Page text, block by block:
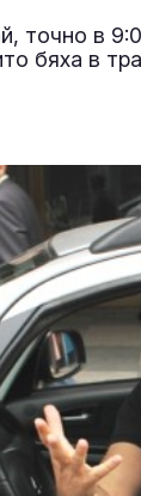
точно в
бяха в